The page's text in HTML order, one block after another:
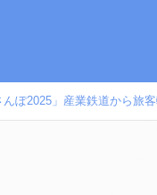
ぽ2025」産業鉄道から